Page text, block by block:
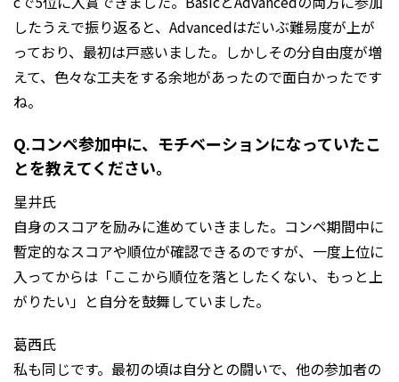
したうえで振り返ると、Advancedはだいぶ難易度が上が
っており、最初は戸惑いました。しかしその分自由度が増
えて、色々な工夫をする余地があったので面白かったです
ね。
Q.コンペ参加中に、モチベーションになっていたこ
とを教えてください。
星井氏
自身のスコアを励みに進めていきました。コンペ期間中に
暫定的なスコアや順位が確認できるのですが、一度上位に
入ってからは「ここから順位を落としたくない、もっと上
がりたい」と自分を鼓舞していました。
葛西氏
私も同じです。最初の頃は自分との闘いで、他の参加者の